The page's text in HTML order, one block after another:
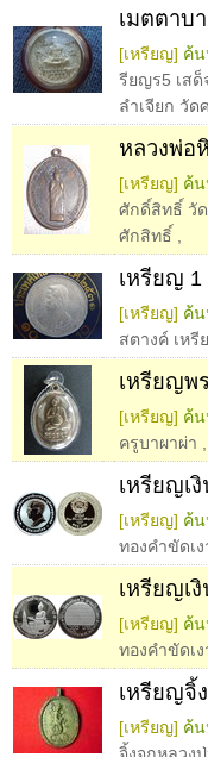
เมตตาบ
[เหรียญ] ค้น
รียญร5 เสด็
ลำเจียก วัด
หลวงพ่อ
[เหรียญ] ค้น
ศักดิ์สิทธิ์ วั
ศักสิทธิ์
เหรียญ 1
[เหรียญ] ค้น
สตางค์ เหรี
เหรียญพ
[เหรียญ] ค้น
ครูบาผาผ่า
เหรียญเ
[เหรียญ] ค้น
ทองคำขัดเง
เหรียญเ
[เหรียญ] ค้น
ทองคำขัดเง
เหรียญจิ้
[เหรียญ] ค้น